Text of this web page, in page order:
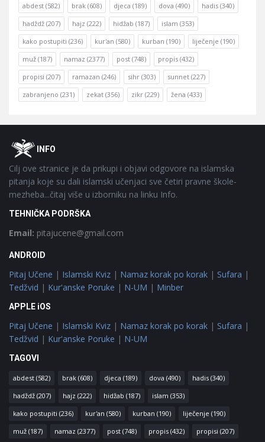
abdest (582) brak (608) djeca (189) dova (490) hadis (340)
hadždž (207) hajz (222) hidžab (187) islam (353)
kako postupiti (236) kur'an (580) kurban (190) liječenje (190)
muž (187) namaz (2377) post (748) propis (432)
propisi (207) ramazan (246) sihr (303) sunnet (227)
zabranjeno (231) zekat (356) zikr (229) žena (433)
FooterOINFO
Cilj ove stranice je da prikupi i objavi odgovore na islamska
pitanja koje su dali islamski učenjaci sve četiri pravne škole-
mezheba...čitaj više u izborniku na linku Info.
TEHNIČKA PODRŠKA
Email: pitajucene@gmail.com
ANDROID
Pitaj Učene | Islamski Kviz | Namaz korak po korak | Sufara |
Tedžvid | Kur'anske Poruke | N-UM | Minber
APPLE iOS
Pitaj Učene | Islamski Kviz | Namaz korak po korak | Sufara |
Tedžvid | Kur'anske Poruke | N-UM
TAGOVI
abdest (582) brak (608) djeca (189) dova (490) hadis (340)
hadždž (207) hajz (222) hidžab (187) islam (353)
kako postupiti (236) kur'an (580) kurban (190) liječenje (190)
muž (187) namaz (2377) post (748) propis (432) propisi (207)